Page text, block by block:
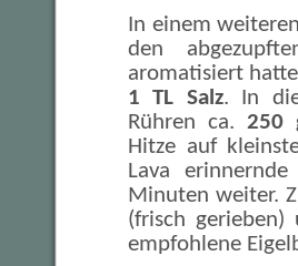
In einem
den
aromatisiert
1 TL Salz. In
Rühren ca.250
Hitze auf
Lava
Minuten weiter.
(frisch
empfohlene